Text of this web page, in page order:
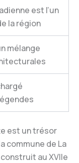
est l’un
la région
mélange
est un trésor
commune de La
au XVIIe